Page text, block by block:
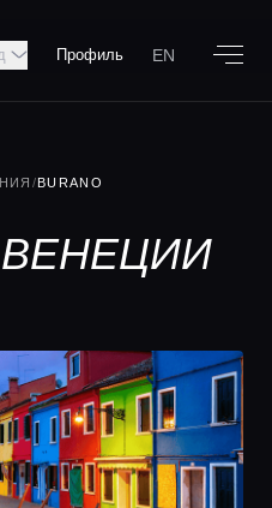
Профиль EN
/BURANO
ВЕНЕЦИИ